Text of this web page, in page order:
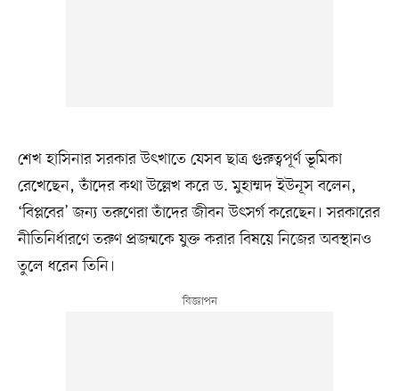
শেখ হাসিনার সরকার উৎখাতে যেসব ছাত্র গুরুত্বপূর্ণ ভূমিকা
রেখেছেন, তাঁদের কথা উল্লেখ করে ড. মুহাম্মদ ইউনূস বলেন,
‘বিপ্লবের’ জন্য তরুণেরা তাঁদের জীবন উৎসর্গ করেছেন। সরকারের
নীতিনির্ধারণে তরুণ প্রজন্মকে যুক্ত করার বিষয়ে নিজের অবস্থানও
তুলে ধরেন তিনি।